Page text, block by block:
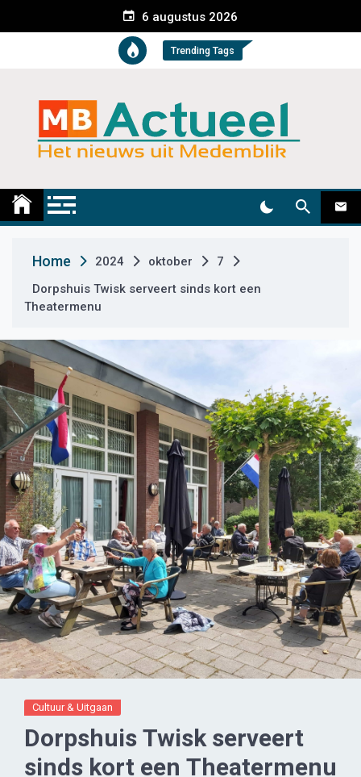
e
t
6 augustus 2026
Trending Tags
Medemblik Actueel
Home 2024 oktober
7
Dorpshuis Twisk serveert sinds kort een
Theatermenu
Cultuur & Uitgaan
Dorpshuis Twisk serveert
sinds kort een Theatermenu